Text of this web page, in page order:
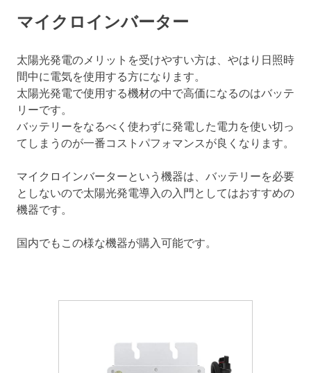
マイクロインバーター
太陽光発電のメリットを受けやすい方は、やはり日照時
間中に電気を使用する方になります。
太陽光発電で使用する機材の中で高価になるのはバッテ
リーです。
バッテリーをなるべく使わずに発電した電力を使い切っ
てしまうのが一番コストパフォマンスが良くなります。
マイクロインバーターという機器は、バッテリーを必要
としないので太陽光発電導入の入門としてはおすすめの
機器です。
国内でもこの様な機器が購入可能です。